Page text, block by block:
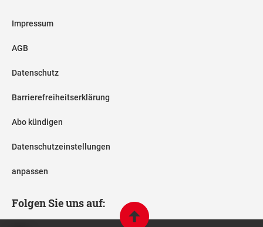
Impressum
AGB
Datenschutz
Barrierefreiheitserklärung
Abo kündigen
Datenschutzeinstellungen
anpassen
Folgen Sie uns auf: